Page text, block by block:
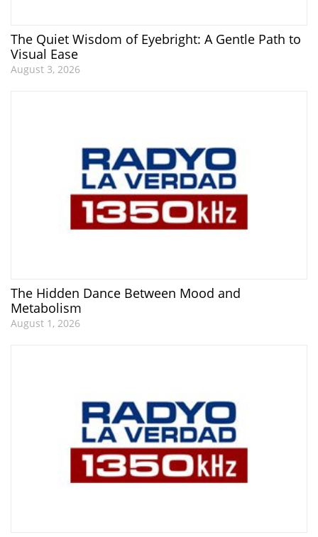
The Quiet Wisdom of Eyebright: A Gentle Path to
Visual Ease
August 3, 2026
The Hidden Dance Between Mood and
Metabolism
August 1, 2026